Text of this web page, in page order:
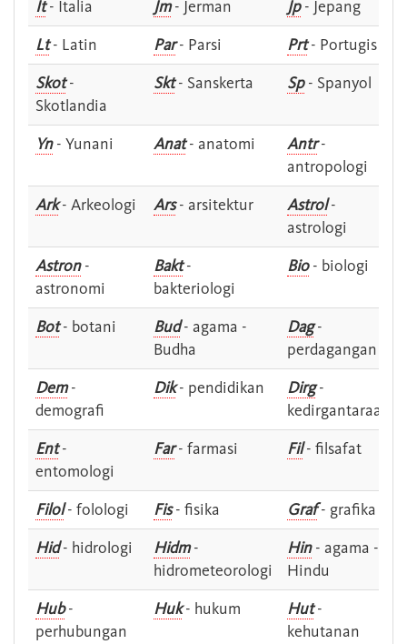
It- Italia Jm- Jerman Jp- Jepang
Lt- Latin Par- Parsi Prt- Portugis
Skot-
Skotlandia
Skt- Sanskerta Sp- Spanyol
Yn- Yunani Anat- anatomi Antr-
antropologi
Ark- Arkeologi Ars- arsitektur Astrol-
astrologi
Astron-
astronomi
Bakt-
bakteriologi
Bio- biologi
Bot- botani Bud- agama -
Budha
Dag-
perdagangan
Dem-
demografi
Dik- pendidikan Dirg-
kedirgantaraan
Ent-
entomologi
Far- farmasi Fil- filsafat
Filol- folologi Fis- fisika Graf- grafika
Hid- hidrologi Hidm-
hidrometeorologi
Hin- agama -
Hindu
Hub-
perhubungan
Huk- hukum Hut-
kehutanan